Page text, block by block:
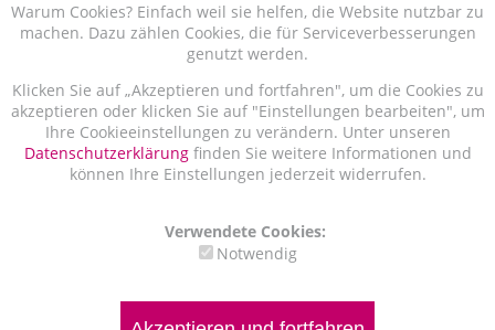
Warum Cookies? Einfach weil sie helfen, die Website nutzbar zu
machen. Dazu zählen Cookies, die für Serviceverbesserungen
genutzt werden.
Klicken Sie auf „Akzeptieren und fortfahren", um die Cookies zu
akzeptieren oder klicken Sie auf "Einstellungen bearbeiten", um
Ihre Cookieeinstellungen zu verändern. Unter unseren
Datenschutzerklärungfinden Sie weitere Informationen und
können Ihre Einstellungen jederzeit widerrufen.
Verwendete Cookies:
Notwendig